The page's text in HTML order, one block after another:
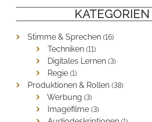
KATEGORIEN
Stimme & Sprechen (16)
Techniken (11)
Digitales Lernen (3)
Regie (1)
Produktionen & Rollen (38)
Werbung (3)
Imagefilme (3)